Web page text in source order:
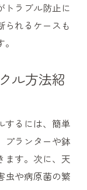
トラブル防止に
られるケースも
ル方法紹
するには、簡単
プランターや鉢
ます。次に、天
虫や病原菌の繁